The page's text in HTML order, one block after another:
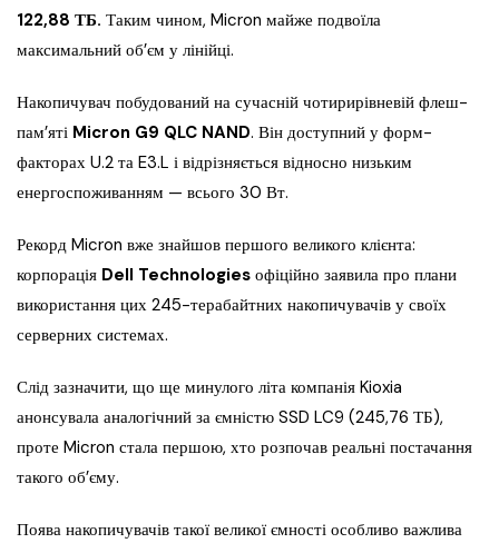
122,88 ТБ. Таким чином, Micron майже подвоїла
максимальний об’єм у лінійці.
Накопичувач побудований на сучасній чотирирівневій флеш-
пам’яті Micron G9 QLC NAND. Він доступний у форм-
факторах U.2 та E3.L і відрізняється відносно низьким
енергоспоживанням — всього 30 Вт.
Рекорд Micron вже знайшов першого великого клієнта:
корпорація Dell Technologies офіційно заявила про плани
використання цих 245-терабайтних накопичувачів у своїх
серверних системах.
Слід зазначити, що ще минулого літа компанія Kioxia
анонсувала аналогічний за ємністю SSD LC9 (245,76 ТБ),
проте Micron стала першою, хто розпочав реальні постачання
такого об’єму.
Поява накопичувачів такої великої ємності особливо важлива